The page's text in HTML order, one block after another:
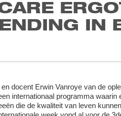
IN
docent Erwin Vanroye van de
internationaal programma
die de kwaliteit van leven